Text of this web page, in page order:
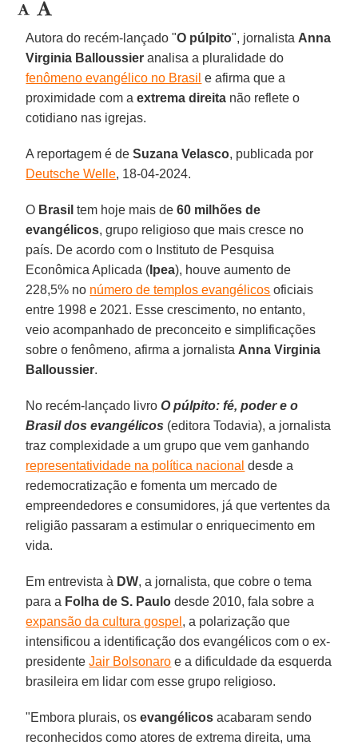
Autora do recém-lançado "O púlpito", jornalista Anna
Virginia Balloussier analisa a pluralidade do
fenômeno evangélico no Brasil e afirma que a
proximidade com aextrema direita não reflete o
cotidiano nas igrejas.
A reportagem é deSuzana Velasco, publicada por
Deutsche Welle, 18-04-2024.
O Brasil tem hoje mais de60 milhões de
evangélicos, grupo religioso que mais cresce no
país. De acordo com o Instituto de Pesquisa
Econômica Aplicada ( Ipea), houve aumento de
228,5% no número de templos evangélicos oficiais
entre 1998 e 2021. Esse crescimento, no entanto,
veio acompanhado de preconceito e simplificações
sobre o fenômeno, afirma a jornalista Anna Virginia
Balloussier.
No recém-lançado livroO púlpito: fé, poder e o
Brasil dos evangélicos (editora Todavia), a jornalista
traz complexidade a um grupo que vem ganhando
representatividade na política nacional desde a
redemocratização e fomenta um mercado de
empreendedores e consumidores, já que vertentes da
religião passaram a estimular o enriquecimento em
vida.
Em entrevista à DW, a jornalista, que cobre o tema
para a Folha de S. Paulo desde 2010, fala sobre a
expansão da cultura gospel , a polarização que
intensificou a identificação dos evangélicos com o ex-
presidenteJair Bolsonaro e a dificuldade da esquerda
brasileira em lidar com esse grupo religioso.
"Embora plurais, osevangélicos acabaram sendo
reconhecidos como atores de extrema direita, uma